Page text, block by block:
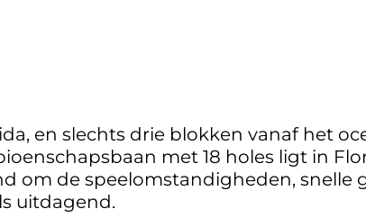
en slechts drie blokken vanaf het
met 18 holes ligt in
om de speelomstandigheden, snelle
uitdagend.